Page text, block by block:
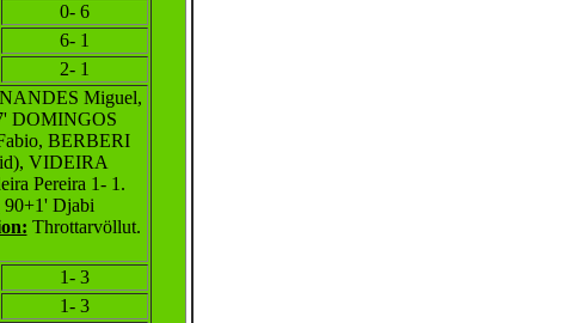
0- 6
6- 1
2- 1
Miguel,
DOMINGOS
BERBERI
VIDEIRA
Pereira 1- 1.
90+1' Djabi
Throttarvöllut.
1- 3
1- 3